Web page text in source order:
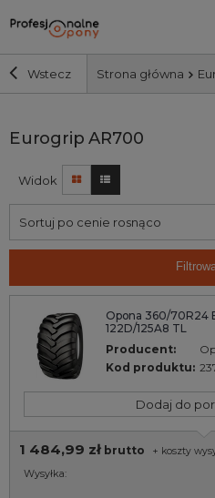
Wstecz Strona główna
Szerokość i profil
Średnica
Producent
Nośność
Eurogrip AR700
Widok
Sortuj po cenie rosnąco
Opona 360/70R24
122D/125A8 TL
Producent:
Kod produktu:
Dodaj do
1 484,99 zł brutto + koszty
Wysyłka: